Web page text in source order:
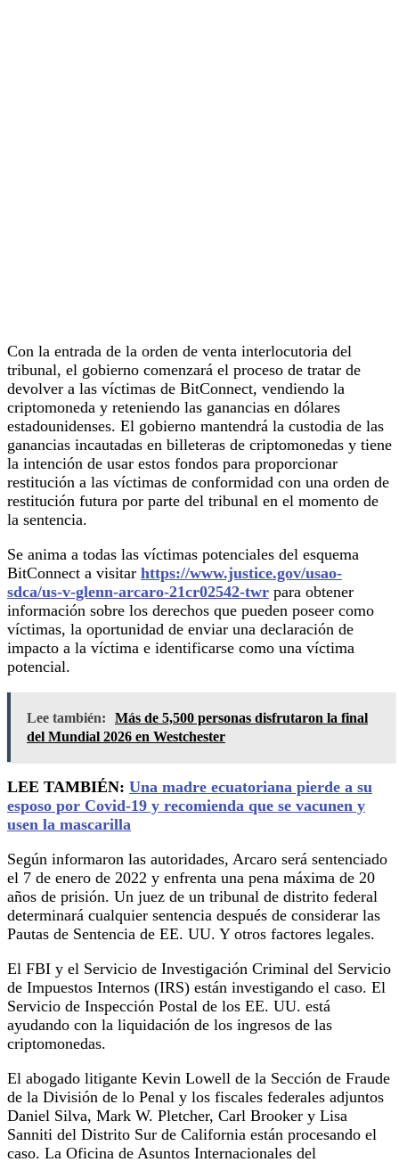
Con la entrada de la orden de venta interlocutoria del
tribunal, el gobierno comenzará el proceso de tratar de
devolver a las víctimas de BitConnect, vendiendo la
criptomoneda y reteniendo las ganancias en dólares
estadounidenses. El gobierno mantendrá la custodia de las
ganancias incautadas en billeteras de criptomonedas y tiene
la intención de usar estos fondos para proporcionar
restitución a las víctimas de conformidad con una orden de
restitución futura por parte del tribunal en el momento de
la sentencia.
Se anima a todas las víctimas potenciales del esquema
BitConnect a visitar https://www.justice.gov/usao-
sdca/us-v-glenn-arcaro-21cr02542-twr para obtener
información sobre los derechos que pueden poseer como
víctimas, la oportunidad de enviar una declaración de
impacto a la víctima e identificarse como una víctima
potencial.
Lee también:
Más de 5,500 personas disfrutaron la final
del Mundial 2026 en Westchester
LEE TAMBIÉN: Una madre ecuatoriana pierde a su
esposo por Covid-19 y recomienda que se vacunen y
usen la mascarilla
Según informaron las autoridades, Arcaro será sentenciado
el 7 de enero de 2022 y enfrenta una pena máxima de 20
años de prisión. Un juez de un tribunal de distrito federal
determinará cualquier sentencia después de considerar las
Pautas de Sentencia de EE. UU. Y otros factores legales.
El FBI y el Servicio de Investigación Criminal del Servicio
de Impuestos Internos (IRS) están investigando el caso. El
Servicio de Inspección Postal de los EE. UU. está
ayudando con la liquidación de los ingresos de las
criptomonedas.
El abogado litigante Kevin Lowell de la Sección de Fraude
de la División de lo Penal y los fiscales federales adjuntos
Daniel Silva, Mark W. Pletcher, Carl Brooker y Lisa
Sanniti del Distrito Sur de California están procesando el
caso. La Oficina de Asuntos Internacionales del